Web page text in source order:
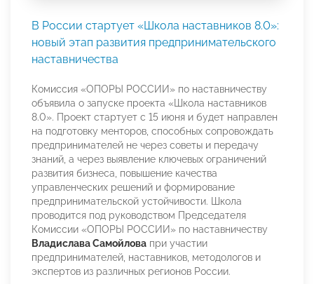
В России стартует «Школа наставников 8.0»:
новый этап развития предпринимательского
наставничества
Комиссия «ОПОРЫ РОССИИ» по наставничеству
объявила о запуске проекта «Школа наставников
8.0». Проект стартует с 15 июня и будет направлен
на подготовку менторов, способных сопровождать
предпринимателей не через советы и передачу
знаний, а через выявление ключевых ограничений
развития бизнеса, повышение качества
управленческих решений и формирование
предпринимательской устойчивости. Школа
проводится под руководством Председателя
Комиссии «ОПОРЫ РОССИИ» по наставничеству
Владислава Самойлова при участии
предпринимателей, наставников, методологов и
экспертов из различных регионов России.